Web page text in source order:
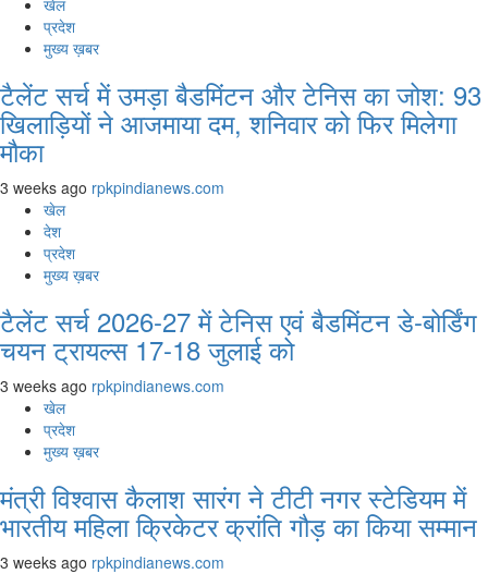
खेल
प्रदेश
मुख्य ख़बर
टैलेंट सर्च में उमड़ा बैडमिंटन और टेनिस का जोश: 93
खिलाड़ियों ने आजमाया दम, शनिवार को फिर मिलेगा
मौका
3 weeks ago rpkpindianews.com
खेल
देश
प्रदेश
मुख्य ख़बर
टैलेंट सर्च 2026-27 में टेनिस एवं बैडमिंटन डे-बोर्डिंग
चयन ट्रायल्स 17-18 जुलाई को
3 weeks ago rpkpindianews.com
खेल
प्रदेश
मुख्य ख़बर
मंत्री विश्वास कैलाश सारंग ने टीटी नगर स्टेडियम में
भारतीय महिला क्रिकेटर क्रांति गौड़ का किया सम्मान
3 weeks ago rpkpindianews.com